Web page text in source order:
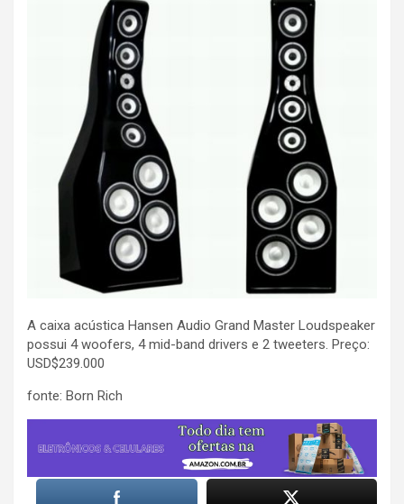
A caixa acústica Hansen Audio Grand Master Loudspeaker
possui 4 woofers, 4 mid-band drivers e 2 tweeters. Preço:
USD$239.000
fonte: Born Rich